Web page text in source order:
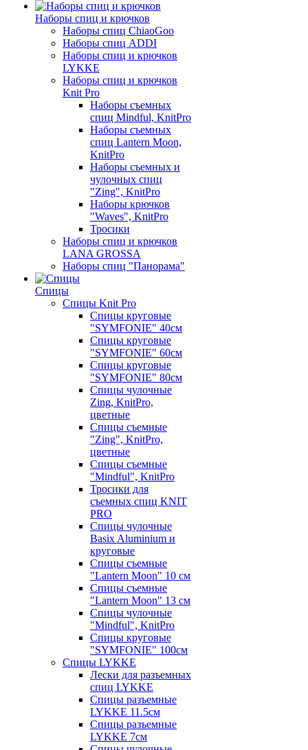
Наборы спиц и крючков
Наборы спиц ChiaoGoo
Наборы спиц ADDI
Наборы спиц и крючков
LYKKE
Наборы спиц и крючков
Knit Pro
Наборы съемных
спиц Mindful, KnitPro
Наборы съемных
спиц Lantern Moon,
KnitPro
Наборы съемных и
чулочных спиц
"Zing", KnitPro
Наборы крючков
"Waves", KnitPro
Тросики
Наборы спиц и крючков
LANA GROSSA
Наборы спиц "Панорама"
Спицы
Спицы Knit Pro
Спицы круговые
"SYMFONIE" 40см
Спицы круговые
"SYMFONIE" 60см
Спицы круговые
"SYMFONIE" 80см
Спицы чулочные
Zing, KnitPro,
цветные
Спицы съемные
"Zing", KnitPro,
цветные
Спицы съемные
"Mindful", KnitPro
Тросики для
съемных спиц KNIT
PRO
Спицы чулочные
Basix Aluminium и
круговые
Спицы съемные
"Lantern Moon" 10 см
Спицы съемные
"Lantern Moon" 13 см
Спицы чулочные
"Mindful", KnitPro
Спицы круговые
"SYMFONIE" 100см
Спицы LYKKE
Лески для разъемных
спиц LYKKE
Спицы разъемные
LYKKE 11.5см
Спицы разъемные
LYKKE 7см